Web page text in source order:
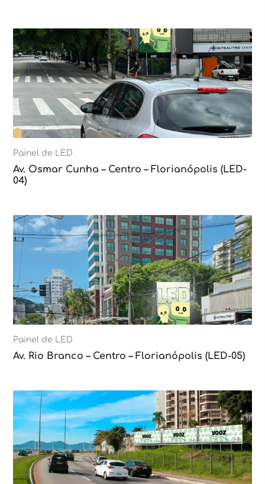
Painel de LED
Av. Osmar Cunha – Centro – Florianópolis (LED-
04)
Painel de LED
Av. Rio Branco – Centro – Florianópolis (LED-05)